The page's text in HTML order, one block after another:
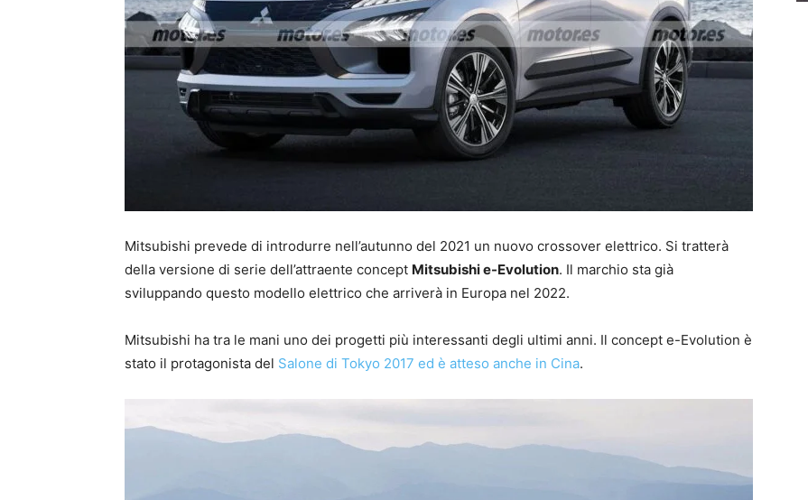
Mitsubishi prevede di introdurre nell’autunno del 2021 un nuovo crossover elettrico. Si tratterà
della versione di serie dell’attraente concept Mitsubishi e-Evolution. Il marchio sta già
sviluppando questo modello elettrico che arriverà in Europa nel 2022.
Mitsubishi ha tra le mani uno dei progetti più interessanti degli ultimi anni. Il concept e-Evolution è
stato il protagonista del Salone di Tokyo 2017 ed è atteso anche in Cina.